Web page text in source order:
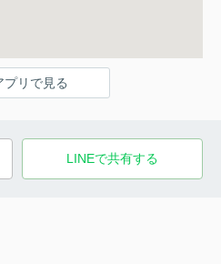
プリで見る
LINEで共有する